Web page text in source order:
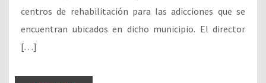
centros de rehabilitación para las adicciones que se
encuentran ubicados en dicho municipio. El director
[…]